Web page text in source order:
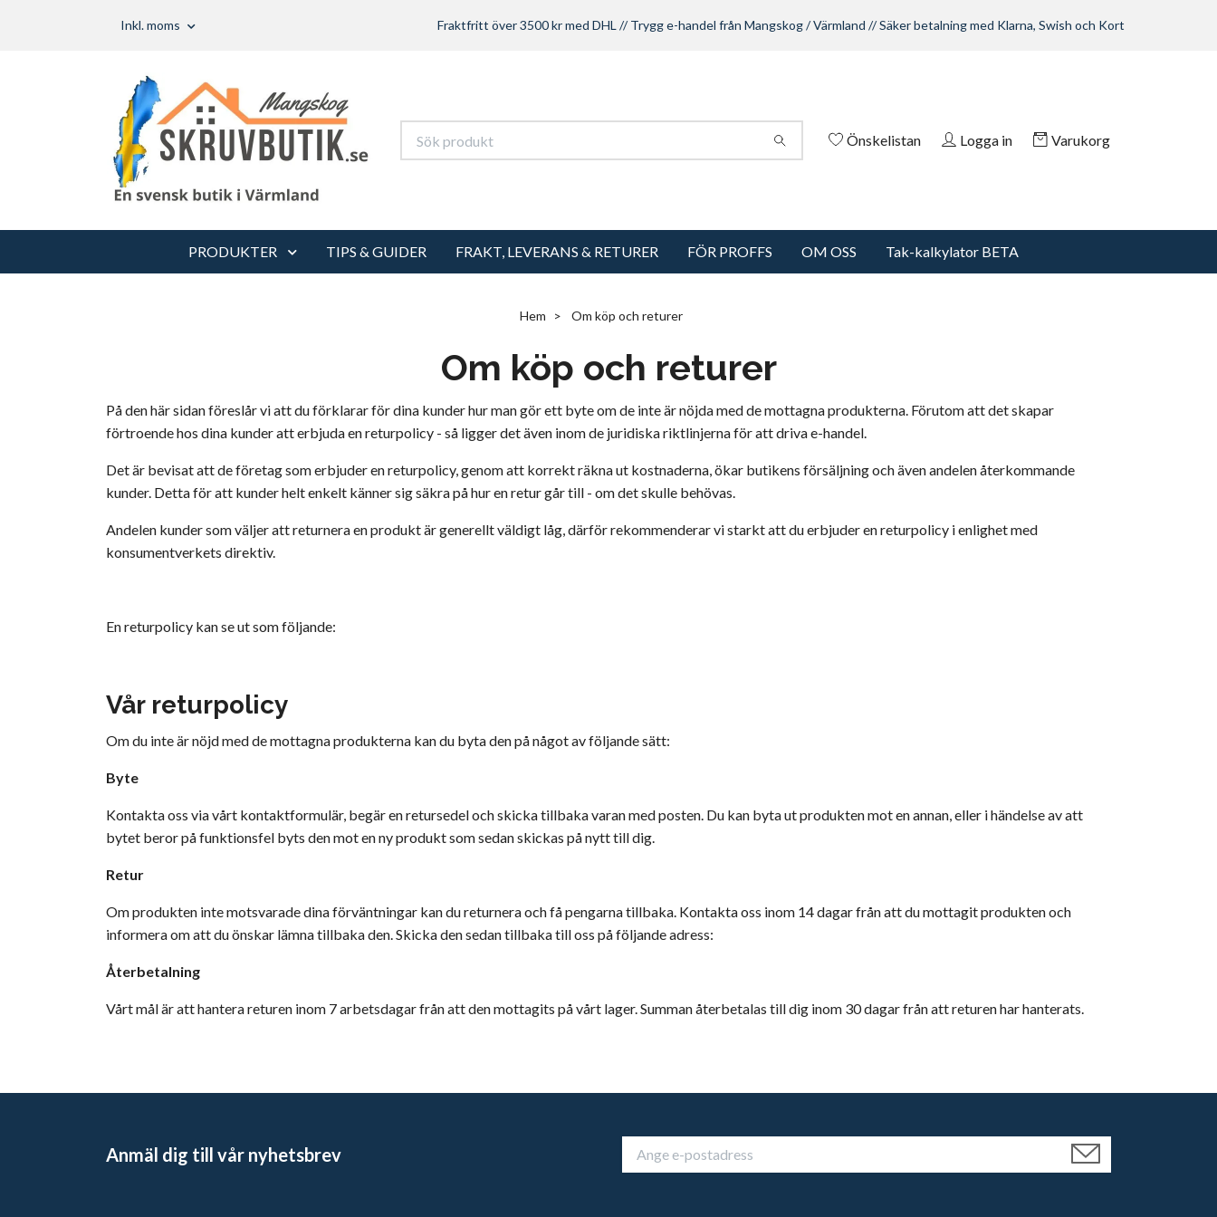
Inkl. moms Fraktfritt över 3500 kr med DHL // Trygg e-handel från Mangskog / Värmland // Säker betalning med Klarna, Swish och Kort
Önskelistan Logga in Varukorg
PRODUKTER TIPS & GUIDER FRAKT, LEVERANS & RETURER FÖR PROFFS OM OSS Tak-kalkylator BETA
Hem Om köp och returer
Om köp och returer
På den här sidan föreslår vi att du förklarar för dina kunder hur man gör ett byte om de inte är nöjda med de mottagna produkterna. Förutom att det skapar
förtroende hos dina kunder att erbjuda en returpolicy - så ligger det även inom de juridiska riktlinjerna för att driva e-handel.
Det är bevisat att de företag som erbjuder en returpolicy, genom att korrekt räkna ut kostnaderna, ökar butikens försäljning och även andelen återkommande
kunder. Detta för att kunder helt enkelt känner sig säkra på hur en retur går till - om det skulle behövas.
Andelen kunder som väljer att returnera en produkt är generellt väldigt låg, därför rekommenderar vi starkt att du erbjuder en returpolicy i enlighet med
konsumentverkets direktiv.
En returpolicy kan se ut som följande:
Vår returpolicy
Om du inte är nöjd med de mottagna produkterna kan du byta den på något av följande sätt:
Byte
Kontakta oss via vårt kontaktformulär, begär en retursedel och skicka tillbaka varan med posten. Du kan byta ut produkten mot en annan, eller i händelse av att
bytet beror på funktionsfel byts den mot en ny produkt som sedan skickas på nytt till dig.
Retur
Om produkten inte motsvarade dina förväntningar kan du returnera och få pengarna tillbaka. Kontakta oss inom 14 dagar från att du mottagit produkten och
informera om att du önskar lämna tillbaka den. Skicka den sedan tillbaka till oss på följande adress:
Återbetalning
Vårt mål är att hantera returen inom 7 arbetsdagar från att den mottagits på vårt lager. Summan återbetalas till dig inom 30 dagar från att returen har hanterats.
Anmäl dig till vår nyhetsbrev